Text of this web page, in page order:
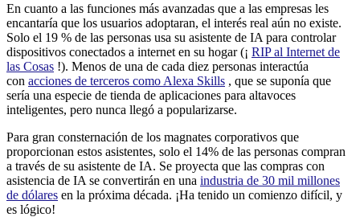
En cuanto a las funciones más avanzadas que a las empresas les
encantaría que los usuarios adoptaran, el interés real aún no existe.
Solo el 19 % de las personas usa su asistente de IA para controlar
dispositivos conectados a internet en su hogar (¡ RIP al Internet de
las Cosas !). Menos de una de cada diez personas interactúa
con acciones de terceros como Alexa Skills , que se suponía que
sería una especie de tienda de aplicaciones para altavoces
inteligentes, pero nunca llegó a popularizarse.
Para gran consternación de los magnates corporativos que
proporcionan estos asistentes, solo el 14% de las personas compran
a través de su asistente de IA. Se proyecta que las compras con
asistencia de IA se convertirán en una industria de 30 mil millones
de dólares en la próxima década. ¡Ha tenido un comienzo difícil, y
es lógico!